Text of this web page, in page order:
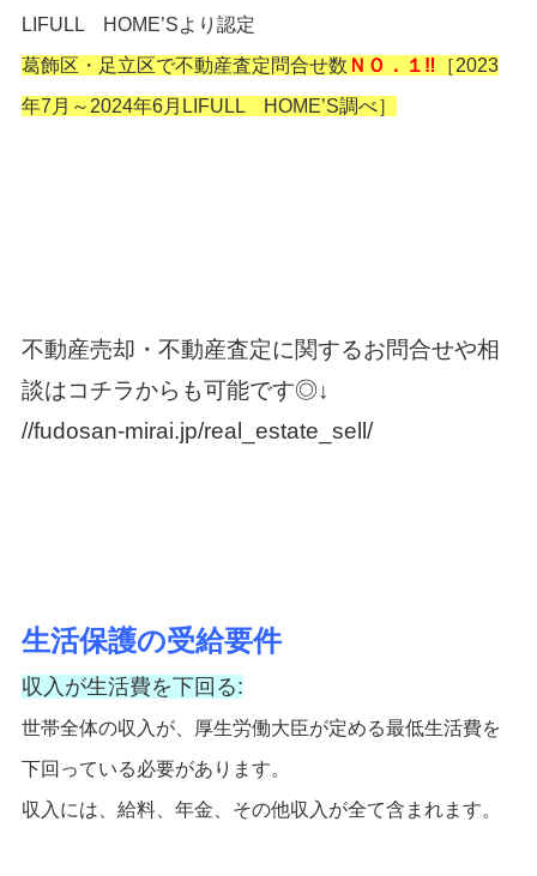
LIFULL HOME’Sより認定
葛飾区・足立区で不動産査定問合せ数 ＮＯ．１‼ ［2023
年7月～2024年6月LIFULL HOME’S調べ］
不動産売却・不動産査定に関するお問合せや相
談はコチラからも可能です◎↓
//fudosan-mirai.jp/real_estate_sell/
生活保護の受給要件
収入が生活費を下回る:
世帯全体の収入が、厚生労働大臣が定める最低生活費を
下回っている必要があります。
収入には、給料、年金、その他収入が全て含まれます。